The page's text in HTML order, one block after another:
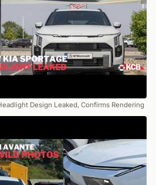
Design Leaked, Confirms Rendering